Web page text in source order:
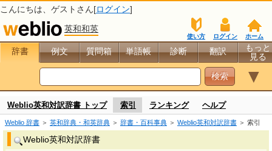
こんにちは、 ゲスト さん[ログイン]
英和和英
ホーム
ログイン
使い方
辞書 例文 質問箱 単語帳 診断 翻訳
もっと
見る
▼
Weblio英和対訳辞書 トップ 索引 ランキング ヘルプ
Weblio 辞書 ＞ 英和辞典・和英辞典 ＞ 辞書・百科事典 ＞ Weblio英和対訳辞書 ＞ 索引
Weblio英和対訳辞書